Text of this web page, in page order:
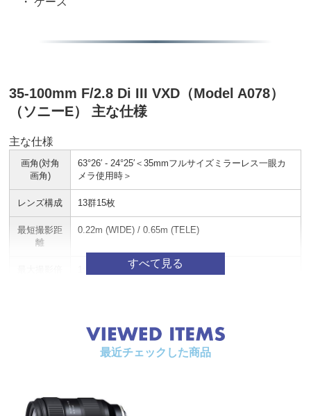
35-100mm F/2.8 Di III VXD（Model A078）
（ソニーE） 主な仕様
主な仕様
画角(対角
画角)
63°26′ - 24°25′＜35mmフルサイズミラーレス一眼カ
メラ使用時＞
レンズ構成 13群15枚
最短撮影距
離
0.22m (WIDE) / 0.65m (TELE)
1:3.3 (WIDE) / 1:5.9 (TELE)
Φ80.6mm
質量 565g
最近チェックした商品